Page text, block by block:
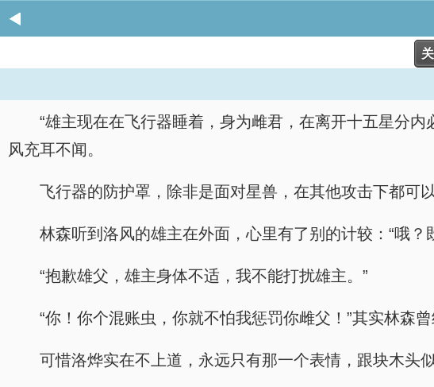
“雄主现在在飞行器睡着，身为雌君，在离开十五星分
风充耳不闻。
飞行器的防护罩，除非是面对星兽，在其他攻击下都可
林森听到洛风的雄主在外面，心里有了别的计较：“哦
“抱歉雄父，雄主身体不适，我不能打扰雄主。”
“你！你个混账虫，你就不怕我惩罚你雌父！”其实林森
可惜洛烨实在不上道，永远只有那一个表情，跟块木头